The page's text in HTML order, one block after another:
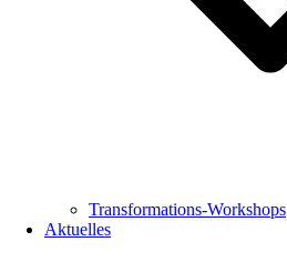
Transformations-Workshops
Aktuelles